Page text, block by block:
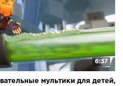
6:37
мультики для детей,